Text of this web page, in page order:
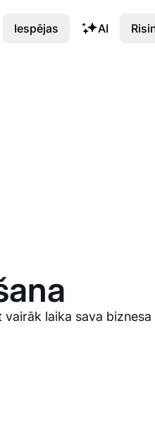
laika sava biznesa
Iespējas AI